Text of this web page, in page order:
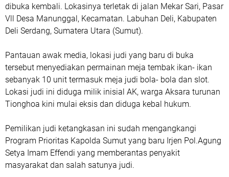
dibuka kembali. Lokasinya terletak di jalan Mekar Sari, Pasar
Vll Desa Manunggal, Kecamatan. Labuhan Deli, Kabupaten
Deli Serdang, Sumatera Utara (Sumut).
Pantauan awak media, lokasi judi yang baru di buka
tersebut menyediakan permainan meja tembak ikan- ikan
sebanyak 10 unit termasuk meja judi bola- bola dan slot.
Lokasi judi ini diduga milik inisial AK, warga Aksara turunan
Tionghoa kini mulai eksis dan diduga kebal hukum.
Pemilikan judi ketangkasan ini sudah mengangkangi
Program Prioritas Kapolda Sumut yang baru Irjen Pol.Agung
Setya Imam Effendi yang memberantas penyakit
masyarakat dan salah satunya judi.